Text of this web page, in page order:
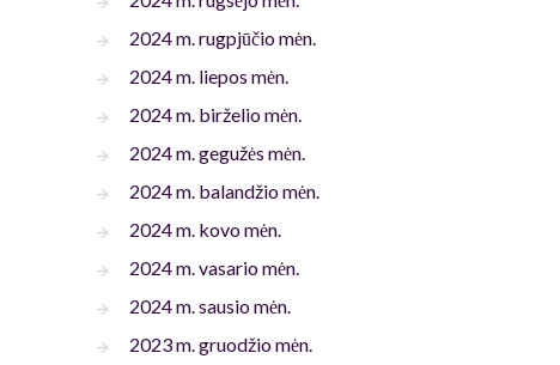
2024 m. rugpjūčio mėn.
2024 m. liepos mėn.
2024 m. birželio mėn.
2024 m. gegužės mėn.
2024 m. balandžio mėn.
2024 m. kovo mėn.
2024 m. vasario mėn.
2024 m. sausio mėn.
2023 m. gruodžio mėn.